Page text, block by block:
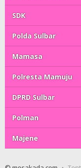
SDK
Polda Sulbar
Mamasa
Polresta Mamuju
DPRD Sulbar
Polman
Majene